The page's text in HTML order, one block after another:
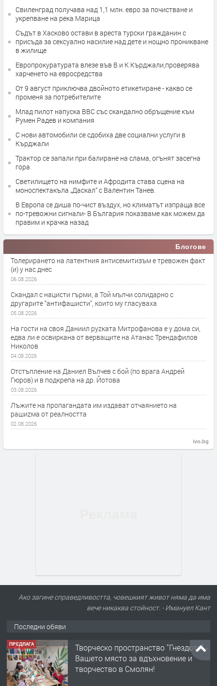
Свиленград получава над 1,1 млн. евро за почистване и
укрепване на река Марица
Съдът в Хасково остави в ареста турски гражданин с
присъда за сексуално насилие над дете и нощно проникване
в жилище
Европрокуратурата влезе във В и К Кърджали,проверява
харченето на евросредства
От 9 август приключва двойното етикетиране - какво се
променя за потребителите
Млад пилот напуска ВВС със скандално обръщение към
Румен Радев и компания
С нови автомобили се сдобиха две социални услуги в
Кърджали
Трактор се запали при балиране на слама, огънят засегна
гора
Светилището на нимфите и Афродита става сцена на
моноспектакъла „Даскал“ с Валентин Танев.
В Европа се диша по-чист въздух, но климатът изпраща все
по-тревожни сигнали- В България показваме как можем да
правим и крачка назад
Блогове
Толерирането на латентния антисемитизъм е тревожен факт
(и) у нас днес
06.08.2026
Скандал с нацисти гърми, а Той мълчи солидарно с
другарите “антифашисти”, които му гласуваха
05.08.2026
На гости на своя Даниил руzката Митрофанова е у дома си,
едва ли е освиркана от верващите на Атанас Трендафилов
Николов
04.08.2026
Отстъпление на Даниел Вълчев с бой (по врага Андрей
Гюров) и в подкрепа на др. Йотова
03.08.2026
Лъжите на пропагандата им издават отчаянието на
рашиzма от реалността
02.08.2026
ivo.bg
Ако загине справедливостта, човешкият живот няма да има
вече никаква стойност. - Имануел Кант
Последни обяви
ПРЕДЛАГА
Творческо пространство "Гнездото" -
Вашето място за вдъхновение и
творчество в Смолян!